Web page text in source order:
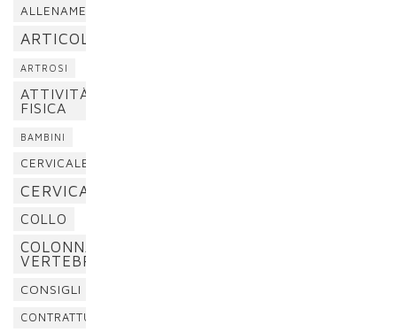
ALLENAMENTO
ARTICOLAZIONI
ARTROSI
ATTIVITÀ
FISICA
BAMBINI
CERVICALE
CERVICALGIA
COLLO
COLONNA
VERTEBRALE
CONSIGLI
CONTRATTURA